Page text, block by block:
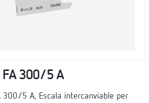
FA 300/5 A
300/5 A, Escala intercanviable per